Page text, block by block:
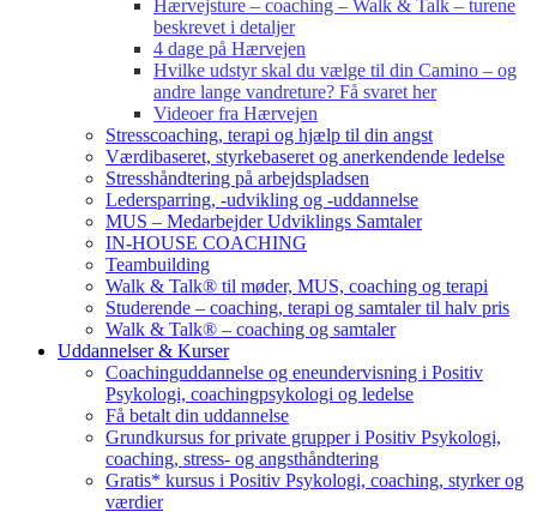
Hærvejsture – coaching – Walk & Talk – turene
beskrevet i detaljer
4 dage på Hærvejen
Hvilke udstyr skal du vælge til din Camino – og
andre lange vandreture? Få svaret her
Videoer fra Hærvejen
Stresscoaching, terapi og hjælp til din angst
Værdibaseret, styrkebaseret og anerkendende ledelse
Stresshåndtering på arbejdspladsen
Ledersparring, -udvikling og -uddannelse
MUS – Medarbejder Udviklings Samtaler
IN-HOUSE COACHING
Teambuilding
Walk & Talk® til møder, MUS, coaching og terapi
Studerende – coaching, terapi og samtaler til halv pris
Walk & Talk® – coaching og samtaler
Uddannelser & Kurser
Coachinguddannelse og eneundervisning i Positiv
Psykologi, coachingpsykologi og ledelse
Få betalt din uddannelse
Grundkursus for private grupper i Positiv Psykologi,
coaching, stress- og angsthåndtering
Gratis* kursus i Positiv Psykologi, coaching, styrker og
værdier